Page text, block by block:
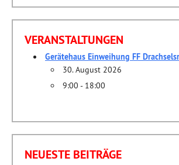
VERANSTALTUNGEN
Gerätehaus Einweihung FF
30. August 2026
9:00 - 18:00
NEUESTE BEITRÄGE